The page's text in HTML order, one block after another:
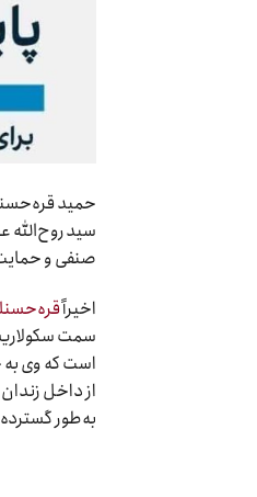
سید روح‌الله
صنفی و
اخیراً
سمت
است که وی به
از داخل
به‌طور